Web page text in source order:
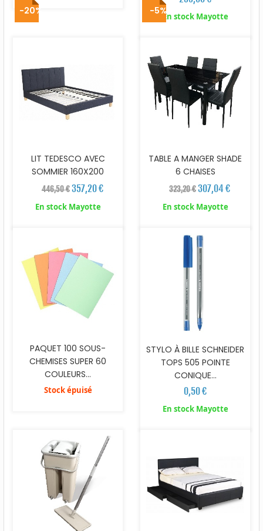
En stock Mayotte
-20%
LIT TEDESCO AVEC
SOMMIER 160X200
446,50 € 357,20 €
En stock Mayotte
-5%
TABLE A MANGER SHADE
6 CHAISES
323,20 €307,04 €
En stock Mayotte
PAQUET 100 SOUS-
CHEMISES SUPER 60
COULEURS...
Stock épuisé
STYLO À BILLE SCHNEIDER
TOPS 505 POINTE
CONIQUE...
0,50 €
En stock Mayotte